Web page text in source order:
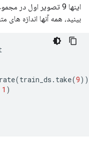
اینها 9 تصویر اول
بینید، همه آنها اندازه های
(train_ds . take(9
1 )